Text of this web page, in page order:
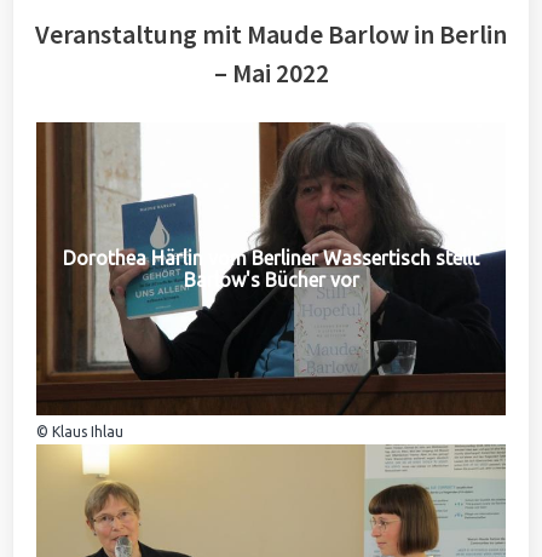
Veranstaltung mit Maude Barlow in Berlin
– Mai 2022
Dorothea Härlin vom Berliner Wassertisch stellt
Barlow's Bücher vor
© Klaus Ihlau